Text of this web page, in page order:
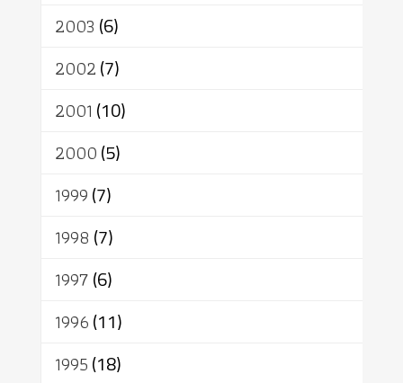
2003 (6)
2002(7)
2001 (10)
2000(5)
1999(7)
1998 (7)
1997(6)
1996(11)
1995(18)